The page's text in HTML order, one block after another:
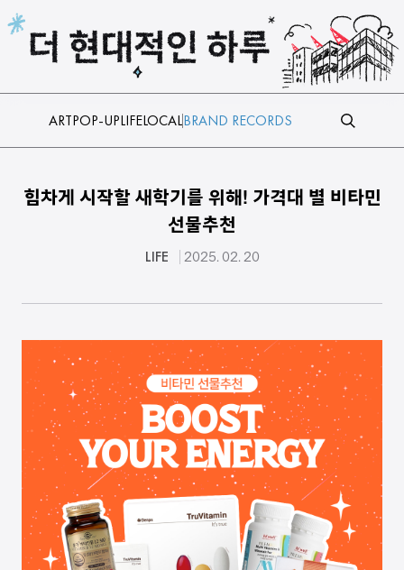
본문 바로가기
ARTPOP-UPLIFELOCALBRAND RECORDS
힘차게 시작할 새학기를 위해! 가격대 별 비타민
선물추천
LIFE 2025. 02. 20